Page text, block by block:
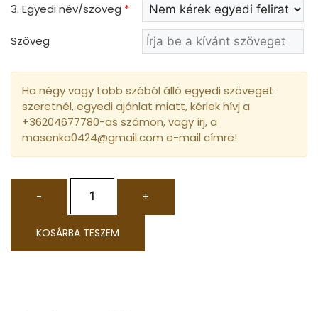
3. Egyedi név/szöveg *
Szöveg
Ha négy vagy több szóból álló egyedi szöveget
szeretnél, egyedi ajánlat miatt, kérlek hívj a
+36204677780-as számon, vagy írj, a
masenka0424@gmail.com e-mail címre!
- +
KOSÁRBA TESZEM